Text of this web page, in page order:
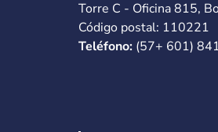
Torre C - Oficina 815,
Código postal: 110221
Teléfono: (57+ 601)